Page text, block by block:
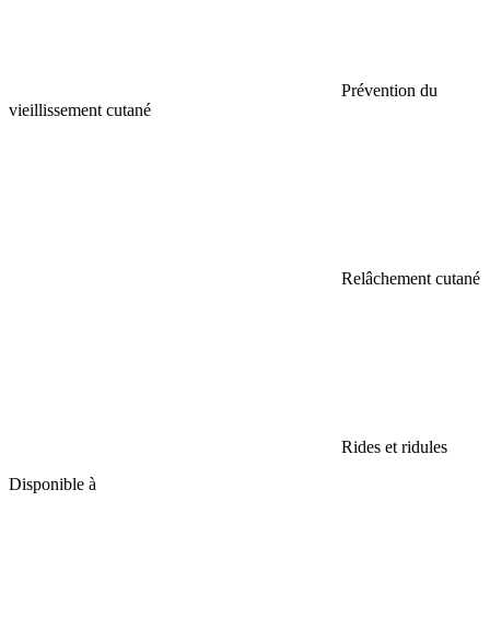
Prévention du
vieillissement cutané
Relâchement cutané
Rides et ridules
Disponible à